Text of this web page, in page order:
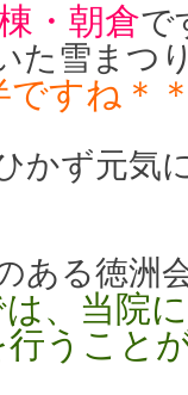
・朝倉で
た雪まつ
ですね＊
かず元気
ある徳
、当院
うこと